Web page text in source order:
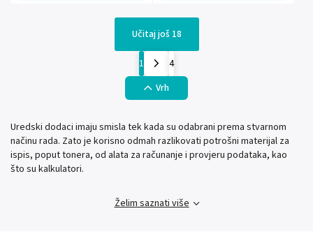
Učitaj još 18
1
4
Vrh
Uredski dodaci imaju smisla tek kada su odabrani prema stvarnom
načinu rada. Zato je korisno odmah razlikovati potrošni materijal za
ispis, poput tonera, od alata za računanje i provjeru podataka, kao
što su kalkulatori.
Želim saznati više